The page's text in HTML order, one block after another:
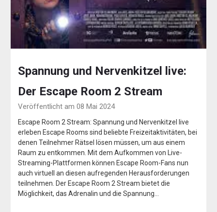
Spannung und Nervenkitzel live:
Der Escape Room 2 Stream
Veröffentlicht am 08 Mai 2024
Escape Room 2 Stream: Spannung und Nervenkitzel live
erleben Escape Rooms sind beliebte Freizeitaktivitäten, bei
denen Teilnehmer Rätsel lösen müssen, um aus einem
Raum zu entkommen. Mit dem Aufkommen von Live-
Streaming-Plattformen können Escape Room-Fans nun
auch virtuell an diesen aufregenden Herausforderungen
teilnehmen. Der Escape Room 2 Stream bietet die
Möglichkeit, das Adrenalin und die Spannung…